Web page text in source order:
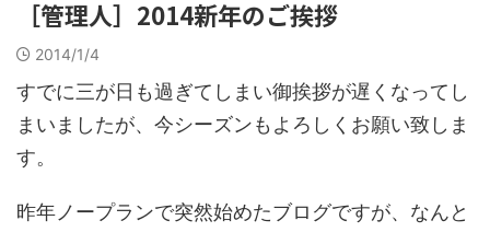
［管理人］2014新年のご挨拶
2014/1/4
すでに三が日も過ぎてしまい御挨拶が遅くなってし
まいましたが、今シーズンもよろしくお願い致しま
す。
昨年ノープランで突然始めたブログですが、なんと